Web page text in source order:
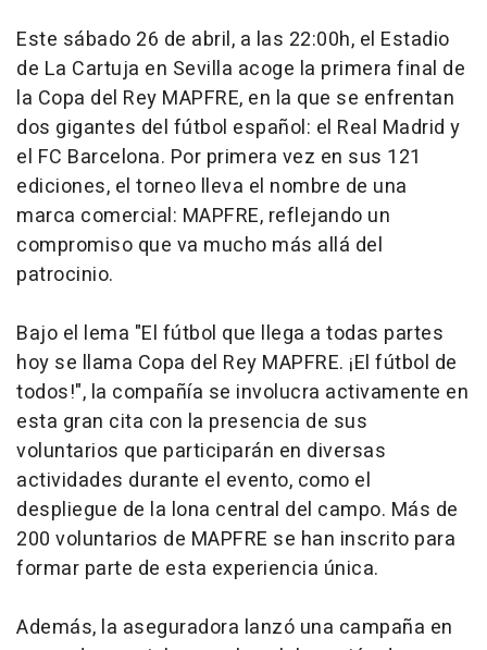
Este sábado 26 de abril, a las 22:00h, el Estadio
de La Cartuja en Sevilla acoge la primera final de
la Copa del Rey MAPFRE, en la que se enfrentan
dos gigantes del fútbol español: el Real Madrid y
el FC Barcelona. Por primera vez en sus 121
ediciones, el torneo lleva el nombre de una
marca comercial: MAPFRE, reflejando un
compromiso que va mucho más allá del
patrocinio.
Bajo el lema "El fútbol que llega a todas partes
hoy se llama Copa del Rey MAPFRE. ¡El fútbol de
todos!", la compañía se involucra activamente en
esta gran cita con la presencia de sus
voluntarios que participarán en diversas
actividades durante el evento, como el
despliegue de la lona central del campo. Más de
200 voluntarios de MAPFRE se han inscrito para
formar parte de esta experiencia única.
Además, la aseguradora lanzó una campaña en